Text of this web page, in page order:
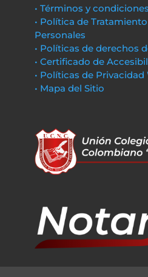
• Términos y condiciones
• Política de
Personales
• Políticas de derechos
• Certificado de
• Políticas de Privacidad
• Mapa del Sitio